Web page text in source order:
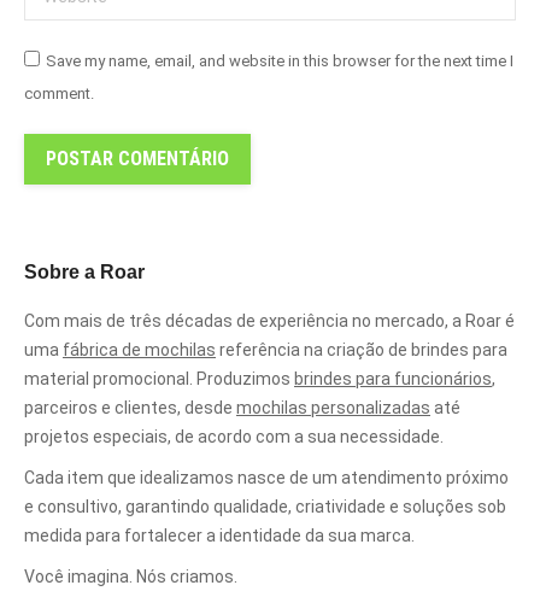
Save my name, email, and website in this browser for the next time I
comment.
POSTAR COMENTÁRIO
Sobre a Roar
Com mais de três décadas de experiência no mercado, a Roar é
uma fábrica de mochilas referência na criação de brindes para
material promocional. Produzimos brindes para funcionários,
parceiros e clientes, desde mochilas personalizadas até
projetos especiais, de acordo com a sua necessidade.
Cada item que idealizamos nasce de um atendimento próximo
e consultivo, garantindo qualidade, criatividade e soluções sob
medida para fortalecer a identidade da sua marca.
Você imagina. Nós criamos.